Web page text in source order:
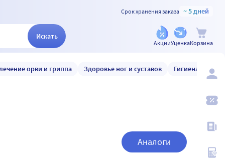
Срок хранения заказа ~ 5 дней
Искать
АкцииУценкаКорзина
орви и гриппа Здоровье ног и суставов Гигиена и уход
Аналоги